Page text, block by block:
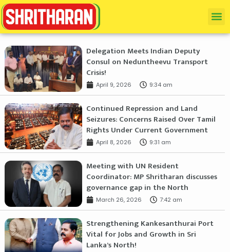
Delegation Meets Indian Deputy
Consul on Neduntheevu Transport
Crisis!
April 9, 2026 9:34 am
Continued Repression and Land
Seizures: Concerns Raised Over Tamil
Rights Under Current Government
April 8, 2026 9:31 am
Meeting with UN Resident
Coordinator: MP Shritharan discusses
governance gap in the North
March 26, 2026 7:42 am
Strengthening Kankesanthurai Port
Vital for Jobs and Growth in Sri
Lanka’s North!